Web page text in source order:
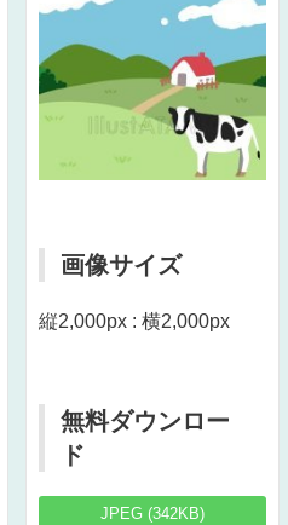
画像サイズ
縦2,000px : 横2,000px
無料ダウンロー
ド
JPEG (342KB)